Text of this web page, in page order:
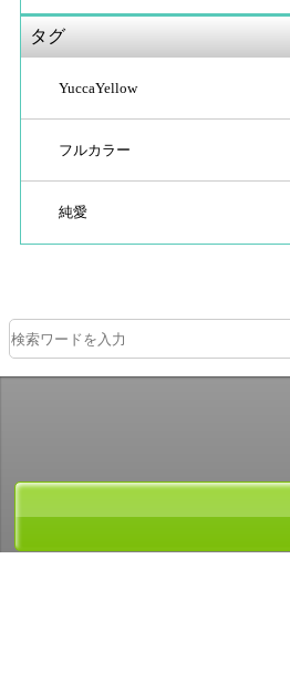
タグ
YuccaYellow
フルカラー
純愛
ＡＢＪマークは、この電子書店・電子